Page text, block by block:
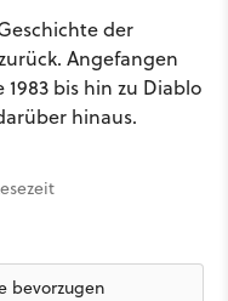
der
Angefangen
bis hin zu Diablo
hinaus.
bevorzugen